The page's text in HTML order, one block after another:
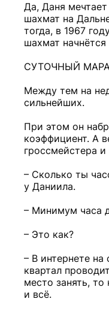
Да, Даня
шахмат на
тогда, в 1967
шахмат
СУТОЧНЫЙ
Между тем на
сильнейших.
При этом он
коэффициент. А
гроссмейстера
– Сколько ты
у Даниила.
– Минимум часа
– Это как?
– В интернете
квартал
место занять,
и всё.